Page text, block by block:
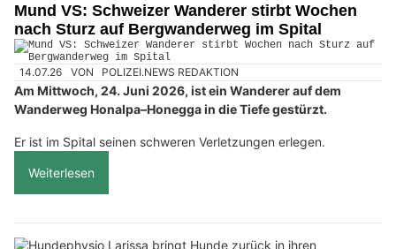
Mund VS: Schweizer Wanderer stirbt Wochen
nach Sturz auf Bergwanderweg im Spital
14.07.26 VON POLIZEI.NEWS REDAKTION
Am Mittwoch, 24. Juni 2026, ist ein Wanderer auf dem
Wanderweg Honalpa–Honegga in die Tiefe gestürzt.
Er ist im Spital seinen schweren Verletzungen erlegen.
Weiterlesen